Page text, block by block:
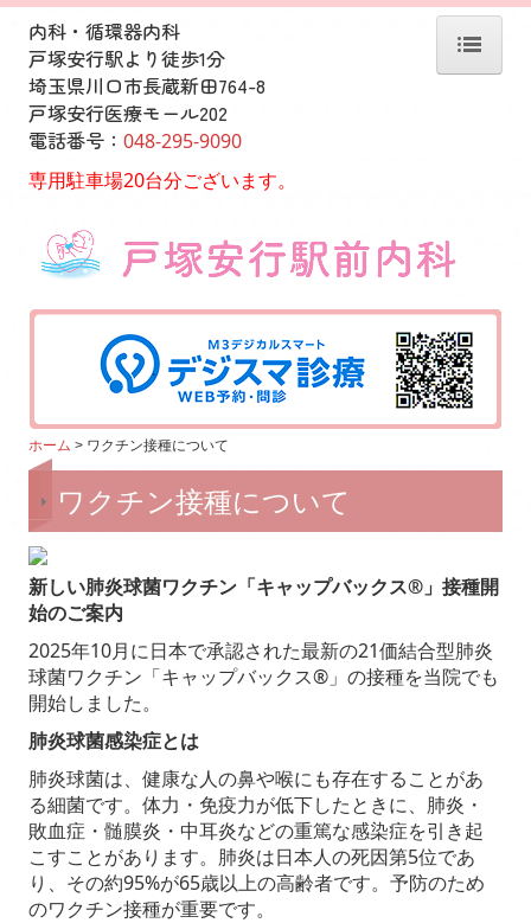
ホーム
診療案内
医師紹介
アクセス
求人情報
自費健診のご案内
動悸・息切れ外来
内科・循環器内科
戸塚安行駅より徒歩1分
埼玉県川口市長蔵新田764-8
戸塚安行医療モール202
電話番号：048-295-9090
専用駐車場20台分ございます。
ホーム ワクチン接種について
ワクチン接種について
新しい肺炎球菌ワクチン「キャップバックス® 」接種開
始のご案内
2025年10月に日本で承認された最新の21価結合型肺炎
球菌ワクチン「キャップバックス® 」の接種を当院でも
開始しました。
肺炎球菌感染症とは
肺炎球菌は、健康な人の鼻や喉にも存在することがあ
る細菌です。体力・免疫力が低下したときに、肺炎・
敗血症・髄膜炎・中耳炎などの重篤な感染症を引き起
こすことがあります。肺炎は日本人の死因第5位であ
り、その約95%が65歳以上の高齢者です。予防のため
のワクチン接種が重要です。